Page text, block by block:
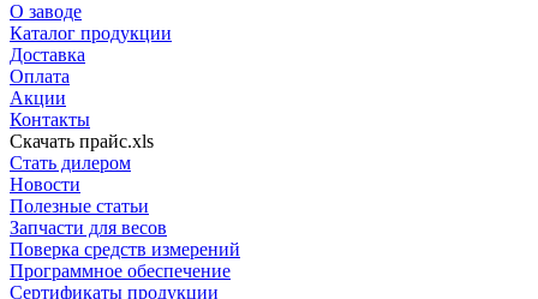
О заводе
Каталог продукции
Доставка
Оплата
Акции
Контакты
Скачать прайс.xls
Стать дилером
Новости
Полезные статьи
Запчасти для весов
Поверка средств измерений
Программное обеспечение
Сертификаты продукции